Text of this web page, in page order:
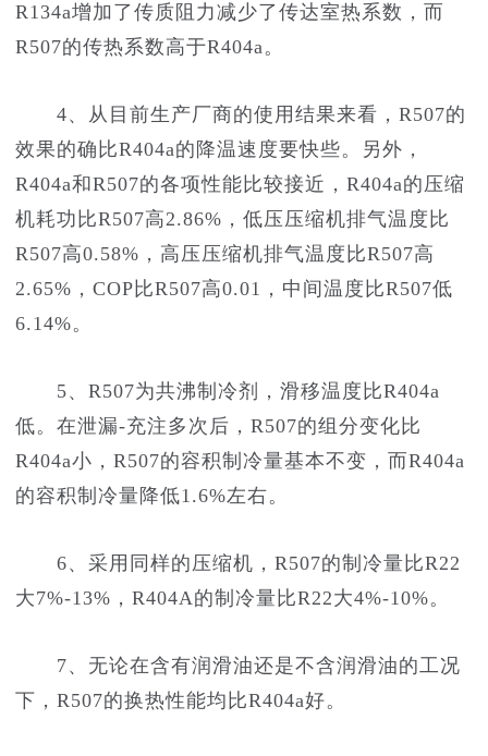
R134a增加了传质阻力减少了传达室热系数，而
R507的传热系数高于R404a。
4、从目前生产厂商的使用结果来看，R507的
效果的确比R404a的降温速度要快些。另外，
R404a和R507的各项性能比较接近，R404a的压缩
机耗功比R507高2.86%，低压压缩机排气温度比
R507高0.58%，高压压缩机排气温度比R507高
2.65%，COP比R507高0.01，中间温度比R507低
6.14%。
5、R507为共沸制冷剂，滑移温度比R404a
低。在泄漏-充注多次后，R507的组分变化比
R404a小，R507的容积制冷量基本不变，而R404a
的容积制冷量降低1.6%左右。
6、采用同样的压缩机，R507的制冷量比R22
大7%-13%，R404A的制冷量比R22大4%-10%。
7、无论在含有润滑油还是不含润滑油的工况
下，R507的换热性能均比R404a好。